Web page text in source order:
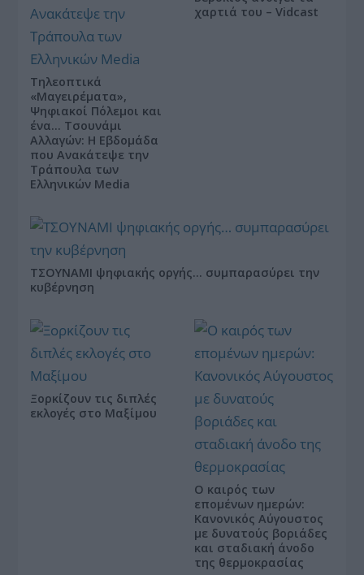
Τηλεοπτικά
«Μαγειρέματα»,
Ψηφιακοί Πόλεμοι και
ένα… Τσουνάμι
Αλλαγών: Η Εβδομάδα
που Ανακάτεψε την
Τράπουλα των
Ελληνικών Media
χαρτιά του – Vidcast
ΤΣΟΥΝΑΜΙ ψηφιακής οργής… συμπαρασύρει την
κυβέρνηση
Ξορκίζουν τις διπλές
εκλογές στο Μαξίμου
Ο καιρός των
επομένων ημερών:
Κανονικός Αύγουστος
με δυνατούς βοριάδες
και σταδιακή άνοδο
της θερμοκρασίας